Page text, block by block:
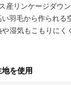
産リンケージダウ
羽毛から作られる
湿気もこもりに
を使用